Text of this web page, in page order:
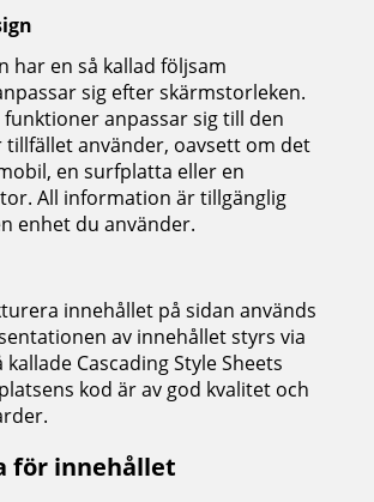
har en så kallad följsam
sig efter skärmstorleken.
anpassar sig till den
tillfället använder, oavsett om det
en surfplatta eller en
All information är tillgänglig
enhet du använder.
innehållet på sidan används
av innehållet styrs via
Cascading Style Sheets
kod är av god kvalitet och
för innehållet